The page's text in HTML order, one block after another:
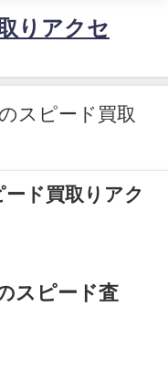
りアクセ
スピード買取
ード買取りアク
スピード査